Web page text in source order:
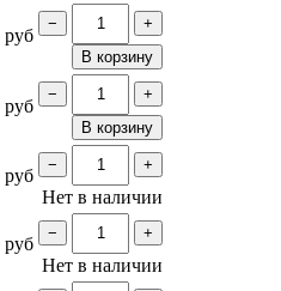
руб
−
+
В корзину
руб
−
+
В корзину
руб − +
Нет в наличии
руб − +
Нет в наличии